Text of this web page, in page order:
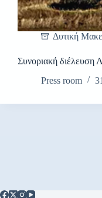
Δυτική
Συνοριακή διέλευση
Press room